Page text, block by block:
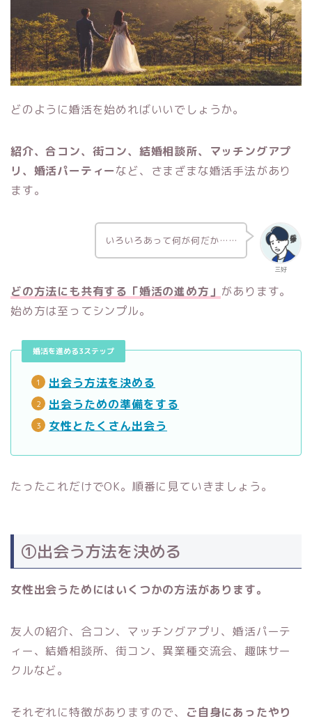
どのように婚活を始めればいいでしょうか。
紹介、合コン、街コン、結婚相談所、マッチングアプ
リ、婚活パーティーなど、さまざまな婚活手法があり
ます。
三好
いろいろあって何が何だか……
どの方法にも共有する「婚活の進め方」 があります。
始め方は至ってシンプル。
婚活を進める3ステップ
出会う方法を決める
出会うための準備をする
女性とたくさん出会う
たったこれだけでOK。順番に見ていきましょう。
①出会う方法を決める
女性出会うためにはいくつかの方法があります。
友人の紹介、合コン、マッチングアプリ、婚活パーテ
ィー、結婚相談所、街コン、異業種交流会、趣味サー
クルなど。
それぞれに特徴がありますので、 ご自身にあったやり